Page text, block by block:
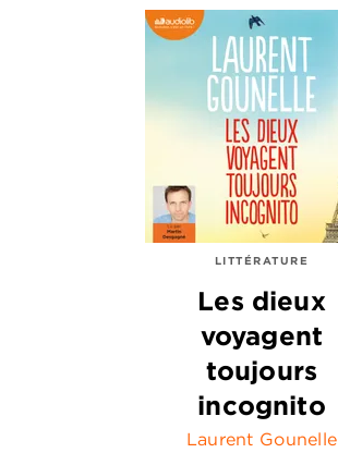
LITTÉRATURE
Les dieux
voyagent
toujours
incognito
Laurent Gounelle